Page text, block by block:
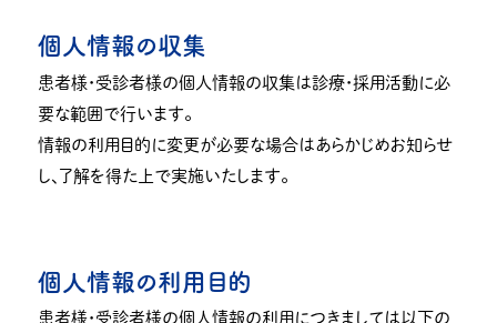
個人情報の収集
患者様・受診者様の個人情報の収集は診療・採用活動に必
要な範囲で行います。
情報の利用目的に変更が必要な場合はあらかじめお知らせ
し、了解を得た上で実施いたします。
個人情報の利用目的
患者様・受診者様の個人情報の利用につきましては以下の